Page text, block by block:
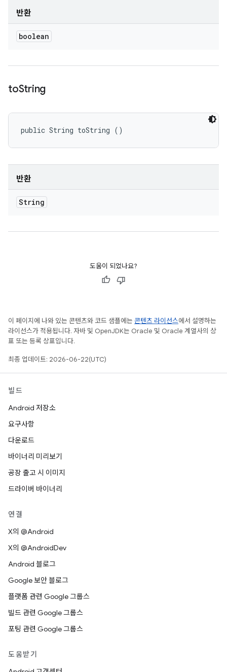
반환
boolean
toString
public String toString ()
반환
String
도움이 되었나요?
이 페이지에 나와 있는 콘텐츠와 코드 샘플에는 콘텐츠 라이선스에서 설명하는
라이선스가 적용됩니다. 자바 및 OpenJDK는 Oracle 및 Oracle 계열사의 상
표 또는 등록 상표입니다.
최종 업데이트: 2026-06-22(UTC)
빌드
Android 저장소
요구사항
다운로드
바이너리 미리보기
공장 출고 시 이미지
드라이버 바이너리
연결
X의 @Android
X의 @AndroidDev
Android 블로그
Google 보안 블로그
플랫폼 관련 Google 그룹스
빌드 관련 Google 그룹스
포팅 관련 Google 그룹스
도움받기